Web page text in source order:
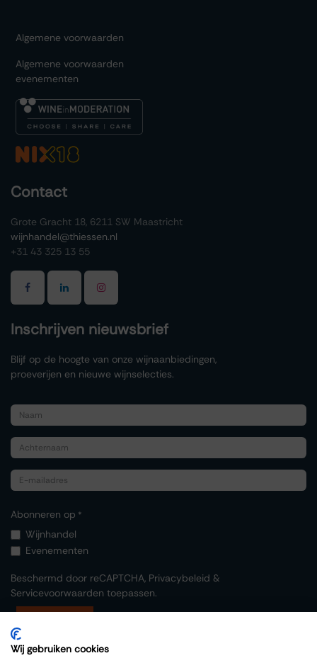
Algemene voorwaarden
Algemene voorwaarden
evenementen
Contact
Grote Gracht 18, 6211 SW Maastricht
wijnhandel@thiessen.nl
+31 43 325 13 55
Inschrijven nieuwsbrief
Blijf op de hoogte van onze wijnaanbiedingen,
proeverijen en nieuwe wijnselecties.
Abonneren op *
Wijnhandel
Evenementen
Beschermd door reCAPTCHA, Privacybeleid &
Servicevoorwaarden toepassen.
Wij gebruiken cookies